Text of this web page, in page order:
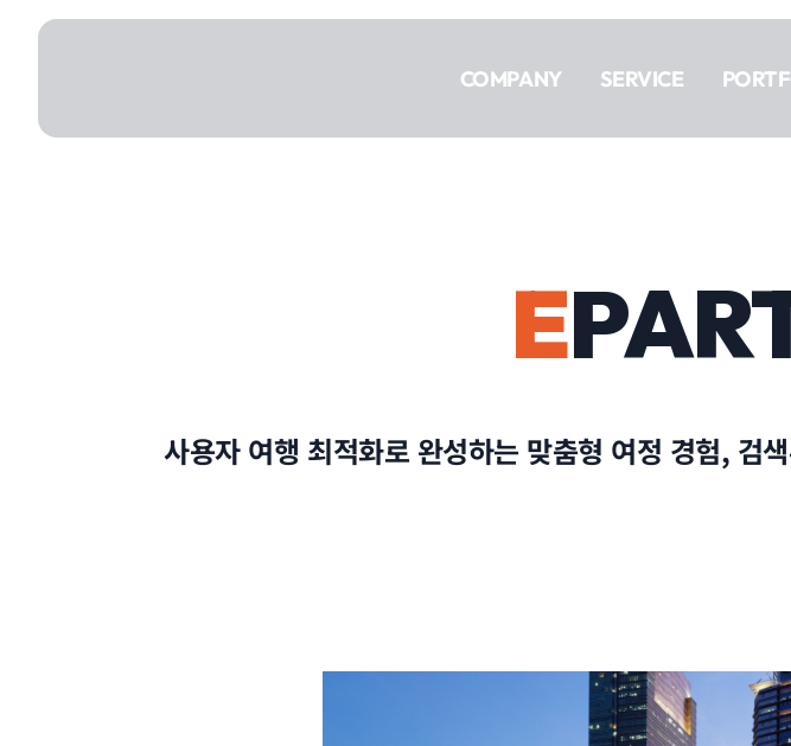
건너뛰기
COMPANY SERVICE
PORTFOLIO
E
사용자 여행 최적화로 완성하는 맞춤형 여정 경험, 검